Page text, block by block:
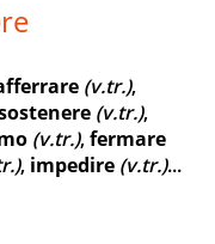
(v.tr.),
(v.tr.),
(v.tr.),fermare
, impedire (v.tr.)...